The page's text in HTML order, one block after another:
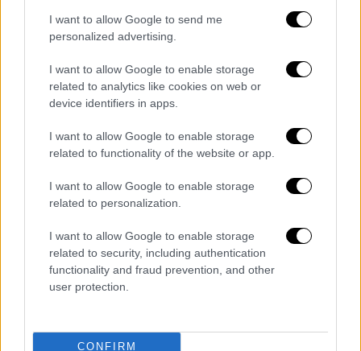
I want to allow Google to send me
personalized advertising.
I want to allow Google to enable storage
related to analytics like cookies on web or
device identifiers in apps.
I want to allow Google to enable storage
related to functionality of the website or app.
I want to allow Google to enable storage
related to personalization.
I want to allow Google to enable storage
related to security, including authentication
functionality and fraud prevention, and other
user protection.
CONFIRM
View this post on Instagram
Στις Μηλίες Πηλίου βρίσκονται η ηθοποιός
Υρώ Μάνε με την κόρη της, Φαίδρα. «Χρόνια
πολλά σε όλους, αναστάσιμα, γεμάτα φώς και
αγάπη! Εδώ, στο χωριό, παραδοσιακά με το
Φαιδράκι».